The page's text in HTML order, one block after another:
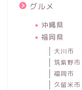
グルメ
沖縄県
福岡県
大川市
筑紫野市
福岡市
久留米市